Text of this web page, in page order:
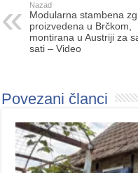
Nazad
Modularna stambena
proizvedena u Brčkom,
montirana u Austriji za
sati – Video
Povezani članci